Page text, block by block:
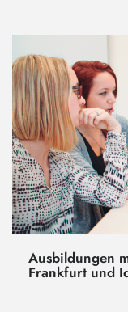
Ausbildungen
Frankfurt und